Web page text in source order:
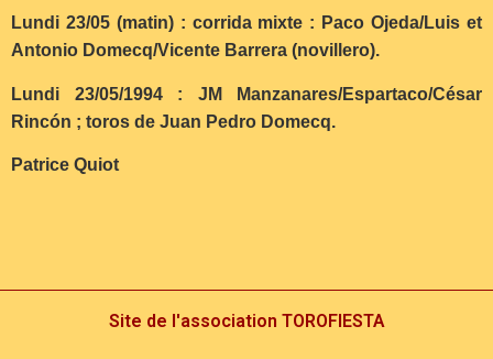
Lundi 23/05 (matin) : corrida mixte : Paco Ojeda/Luis et
Antonio Domecq/Vicente Barrera (novillero).
Lundi 23/05/1994 : JM Manzanares/Espartaco/César
Rincón ; toros de Juan Pedro Domecq.
Patrice Quiot
Site de l'association TOROFIESTA